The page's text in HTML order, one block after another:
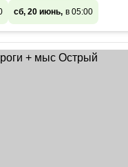
сб, 20 июнь, в 05:00